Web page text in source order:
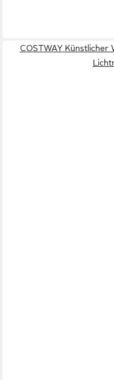
COSTWAY Künstlicher